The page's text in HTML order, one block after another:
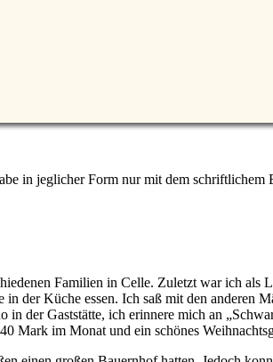
in jeglicher Form nur mit dem schriftlichem
Familien in Celle. Zuletzt war ich
der Küche essen. Ich saß mit den anderen
der Gaststätte, ich erinnere mich an
Mark im Monat und ein schönes